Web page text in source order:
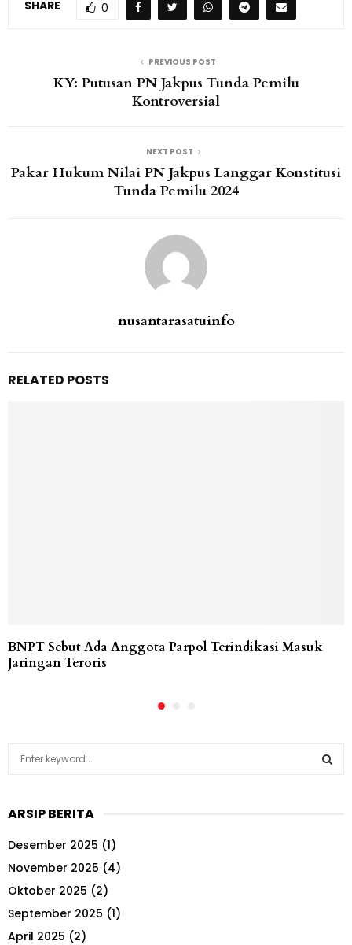
SHARE 0
PREVIOUS POST
KY: Putusan PN Jakpus Tunda Pemilu
Kontroversial
NEXT POST
Pakar Hukum Nilai PN Jakpus Langgar Konstitusi
Tunda Pemilu 2024
nusantarasatuinfo
RELATED POSTS
BNPT Sebut Ada Anggota Parpol Terindikasi Masuk
Jaringan Teroris
c
f
o
r
ARSIP BERITA
Desember 2025 (1)
November 2025 (4)
Oktober 2025 (2)
September 2025 (1)
April 2025 (2)